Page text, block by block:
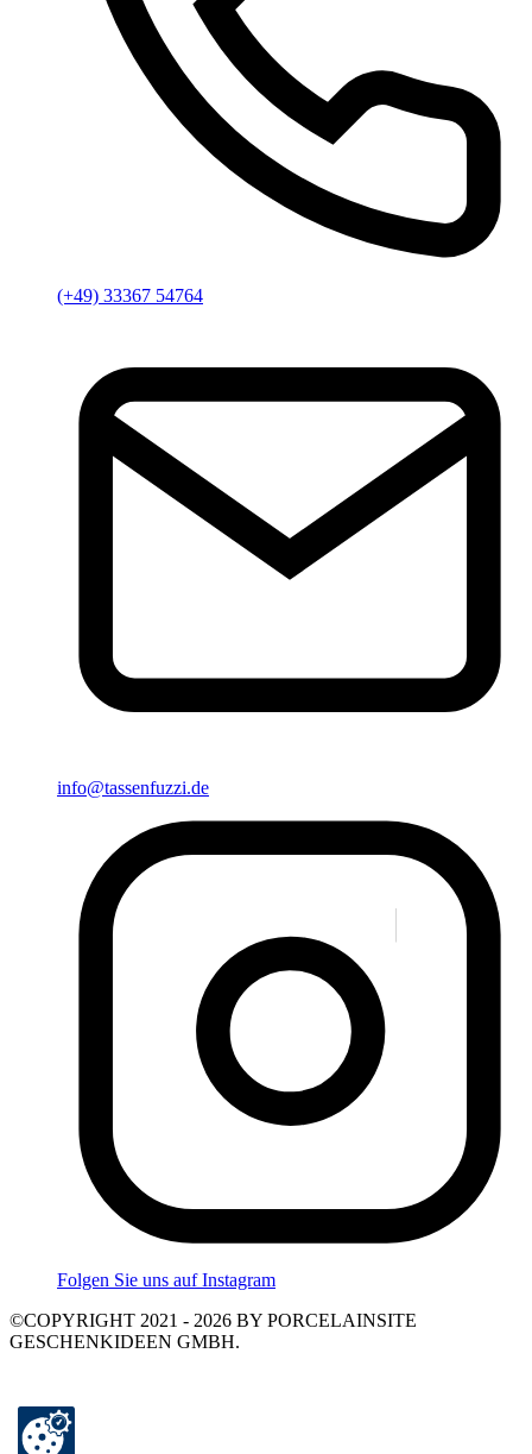
(+49) 33367 54764
info@tassenfuzzi.de
Folgen Sie uns auf Instagram
©COPYRIGHT 2021 - 2026 BY PORCELAINSITE
GESCHENKIDEEN GMBH.